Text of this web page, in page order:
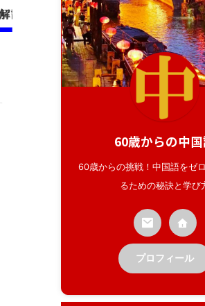
60歳からの中
60歳からの挑戦！中国語をゼ
るための秘訣と学び
プロフィール